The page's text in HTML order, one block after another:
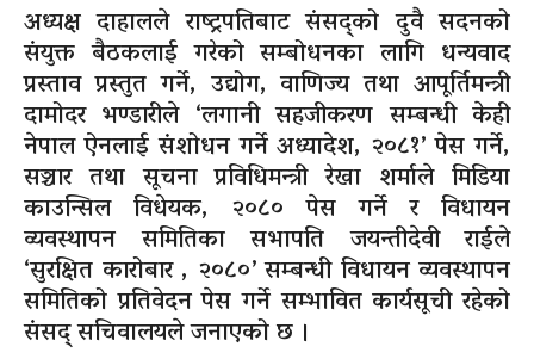
अध्यक्ष दाहालले राष्ट्रपतिबाट संसद्को दुवै सदनको
संयुक्त बैठकलाई गरेको सम्बोधनका लागि धन्यवाद
प्रस्ताव प्रस्तुत गर्ने, उद्योग, वाणिज्य तथा आपूर्तिमन्त्री
दामोदर भण्डारीले ‘लगानी सहजीकरण सम्बन्धी केही
नेपाल ऐनलाई संशोधन गर्ने अध्यादेश, २०८१’ पेस गर्ने,
सञ्चार तथा सूचना प्रविधिमन्त्री रेखा शर्माले मिडिया
काउन्सिल विधेयक, २०८० पेस गर्ने र विधायन
व्यवस्थापन समितिका सभापति जयन्तीदेवी राईले
‘सुरक्षित कारोबार , २०८०’ सम्बन्धी विधायन व्यवस्थापन
समितिको प्रतिवेदन पेस गर्ने सम्भावित कार्यसूची रहेको
संसद् सचिवालयले जनाएको छ ।